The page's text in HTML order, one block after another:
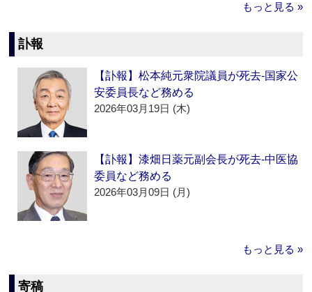
もっと見る »
訃報
【訃報】松本純元衆院議員が死去‐国家公
安委員長など務める
2026年03月19日 (木)
【訃報】漆畑日薬元副会長が死去‐中医協
委員など務める
2026年03月09日 (月)
もっと見る »
寄稿